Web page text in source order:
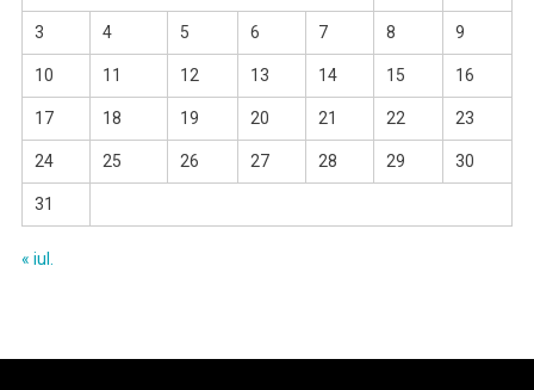
3 4 5 6 7 8 9
10 11 12 13 14 15 16
17 18 19 20 21 22 23
24 25 26 27 28 29 30
31
« iul.